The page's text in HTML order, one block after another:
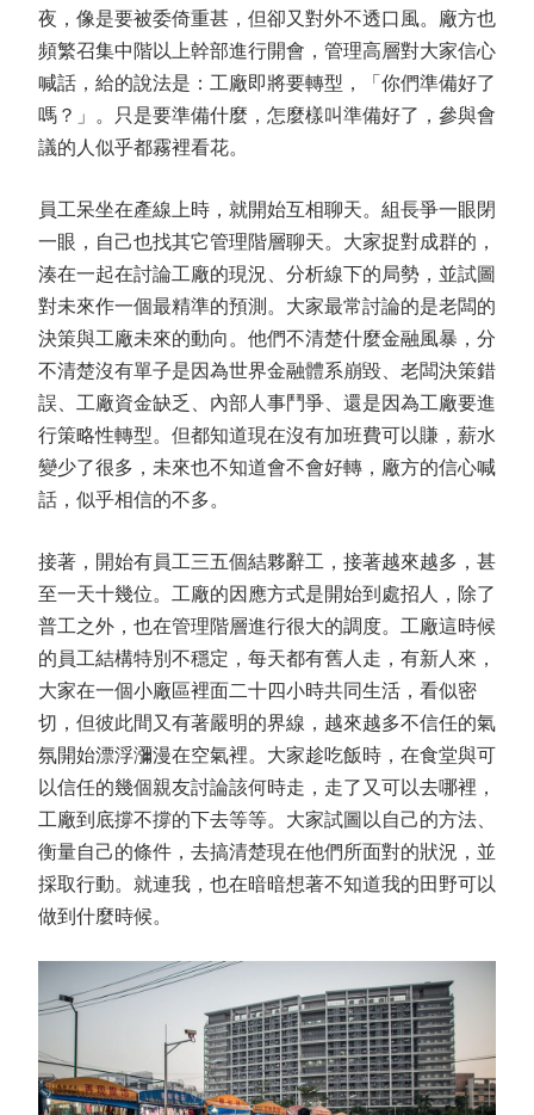
夜，像是要被委倚重甚，但卻又對外不透口風。廠方也
頻繁召集中階以上幹部進行開會，管理高層對大家信心
喊話，給的說法是：工廠即將要轉型，「你們準備好了
嗎？」。只是要準備什麼，怎麼樣叫準備好了，參與會
議的人似乎都霧裡看花。
員工呆坐在產線上時，就開始互相聊天。組長爭一眼閉
一眼，自己也找其它管理階層聊天。大家捉對成群的，
湊在一起在討論工廠的現況、分析線下的局勢，並試圖
對未來作一個最精準的預測。大家最常討論的是老闆的
決策與工廠未來的動向。他們不清楚什麼金融風暴，分
不清楚沒有單子是因為世界金融體系崩毀、老闆決策錯
誤、工廠資金缺乏、內部人事鬥爭、還是因為工廠要進
行策略性轉型。但都知道現在沒有加班費可以賺，薪水
變少了很多，未來也不知道會不會好轉，廠方的信心喊
話，似乎相信的不多。
接著，開始有員工三五個結夥辭工，接著越來越多，甚
至一天十幾位。工廠的因應方式是開始到處招人，除了
普工之外，也在管理階層進行很大的調度。工廠這時候
的員工結構特別不穩定，每天都有舊人走，有新人來，
大家在一個小廠區裡面二十四小時共同生活，看似密
切，但彼此間又有著嚴明的界線，越來越多不信任的氣
氛開始漂浮瀰漫在空氣裡。大家趁吃飯時，在食堂與可
以信任的幾個親友討論該何時走，走了又可以去哪裡，
工廠到底撐不撐的下去等等。大家試圖以自己的方法、
衡量自己的條件，去搞清楚現在他們所面對的狀況，並
採取行動。就連我，也在暗暗想著不知道我的田野可以
做到什麼時候。